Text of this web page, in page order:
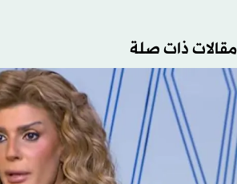
مقالات ذات صلة